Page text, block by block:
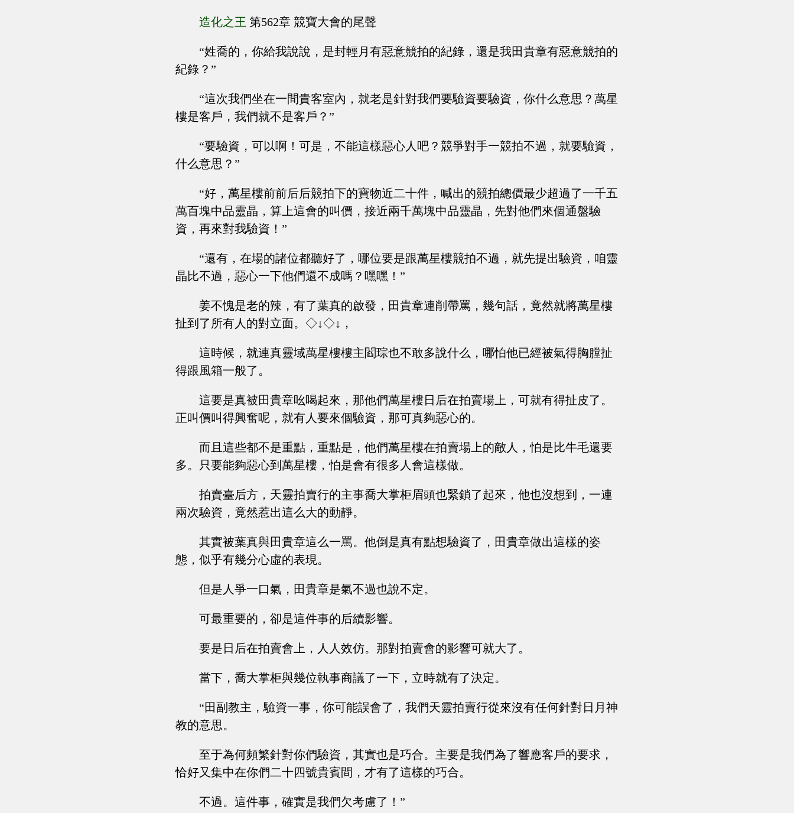
造化之王 第562章 競寶大會的尾聲
“姓喬的，你給我說說，是封輕月有惡意競拍的紀錄，還是我田貴章有惡意競拍的
紀錄？”
“這次我們坐在一間貴客室內，就老是針對我們要驗資要驗資，你什么意思？萬星
樓是客戶，我們就不是客戶？”
“要驗資，可以啊！可是，不能這樣惡心人吧？競爭對手一競拍不過，就要驗資，
什么意思？”
“好，萬星樓前前后后競拍下的寶物近二十件，喊出的競拍總價最少超過了一千五
萬百塊中品靈晶，算上這會的叫價，接近兩千萬塊中品靈晶，先對他們來個通盤驗
資，再來對我驗資！”
“還有，在場的諸位都聽好了，哪位要是跟萬星樓競拍不過，就先提出驗資，咱靈
晶比不過，惡心一下他們還不成嗎？嘿嘿！”
姜不愧是老的辣，有了葉真的啟發，田貴章連削帶罵，幾句話，竟然就將萬星樓
扯到了所有人的對立面。◇↓◇↓，
這時候，就連真靈域萬星樓樓主閻琮也不敢多說什么，哪怕他已經被氣得胸膛扯
得跟風箱一般了。
這要是真被田貴章吆喝起來，那他們萬星樓日后在拍賣場上，可就有得扯皮了。
正叫價叫得興奮呢，就有人要來個驗資，那可真夠惡心的。
而且這些都不是重點，重點是，他們萬星樓在拍賣場上的敵人，怕是比牛毛還要
多。只要能夠惡心到萬星樓，怕是會有很多人會這樣做。
拍賣臺后方，天靈拍賣行的主事喬大掌柜眉頭也緊鎖了起來，他也沒想到，一連
兩次驗資，竟然惹出這么大的動靜。
其實被葉真與田貴章這么一罵。他倒是真有點想驗資了，田貴章做出這樣的姿
態，似乎有幾分心虛的表現。
但是人爭一口氣，田貴章是氣不過也說不定。
可最重要的，卻是這件事的后續影響。
要是日后在拍賣會上，人人效仿。那對拍賣會的影響可就大了。
當下，喬大掌柜與幾位執事商議了一下，立時就有了決定。
“田副教主，驗資一事，你可能誤會了，我們天靈拍賣行從來沒有任何針對日月神
教的意思。
至于為何頻繁針對你們驗資，其實也是巧合。主要是我們為了響應客戶的要求，
恰好又集中在你們二十四號貴賓間，才有了這樣的巧合。
不過。這件事，確實是我們欠考慮了！”